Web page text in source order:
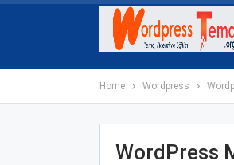
Home Wordpress
WordPress